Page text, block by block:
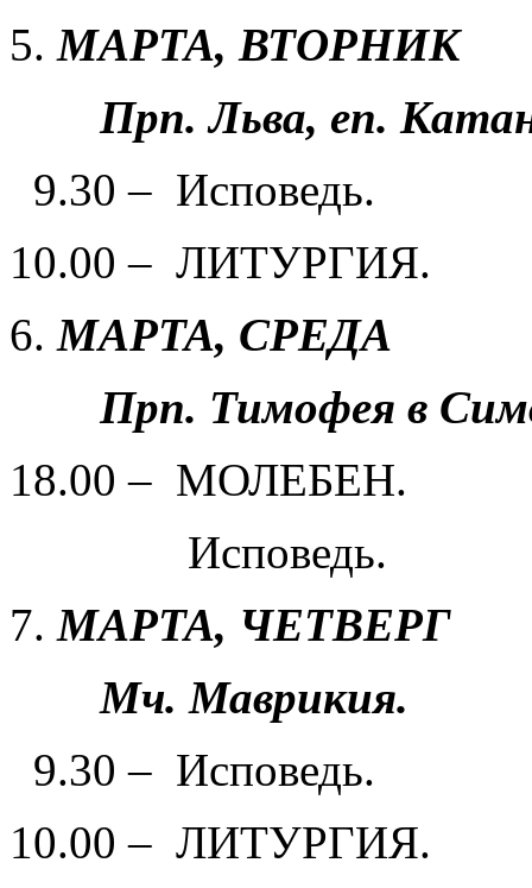
МАРТА, ВТОРНИК
Прп. Льва, еп.
9.30 – Исповедь.
10.00 – ЛИТУРГИЯ.
МАРТА, СРЕДА
Прп. Тимофея в
18.00 – МОЛЕБЕН.
Исповедь.
МАРТА, ЧЕТВЕРГ
Мч. Маврикия.
9.30 – Исповедь.
10.00 – ЛИТУРГИЯ.